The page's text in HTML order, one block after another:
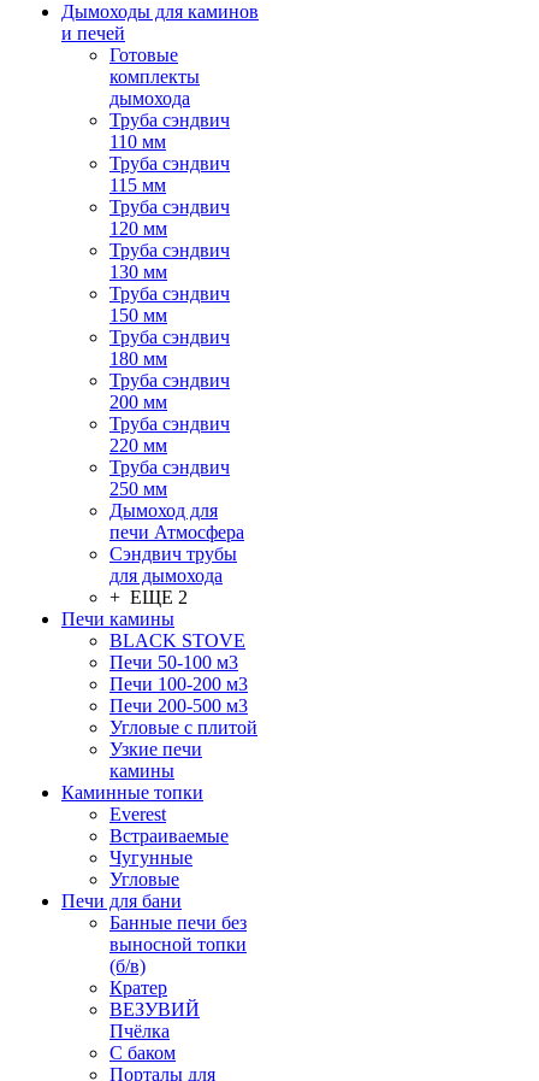
Дымоходы для каминов
и печей
Готовые
комплекты
дымохода
Труба сэндвич
110 мм
Труба сэндвич
115 мм
Труба сэндвич
120 мм
Труба сэндвич
130 мм
Труба сэндвич
150 мм
Труба сэндвич
180 мм
Труба сэндвич
200 мм
Труба сэндвич
220 мм
Труба сэндвич
250 мм
Дымоход для
печи Атмосфера
Сэндвич трубы
для дымохода
+ ЕЩЕ 2
Печи камины
BLACK STOVE
Печи 50-100 м3
Печи 100-200 м3
Печи 200-500 м3
Угловые с плитой
Узкие печи
камины
Каминные топки
Everest
Встраиваемые
Чугунные
Угловые
Печи для бани
Банные печи без
выносной топки
(б/в)
Кратер
ВЕЗУВИЙ
Пчёлка
С баком
Порталы для